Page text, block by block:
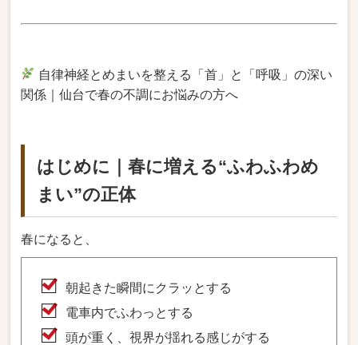
自律神経とめまいを整える「首」と「呼吸」の深い
関係｜仙台で春の不調にお悩みの方へ
はじめに｜春に増える“ふわふわめ
まい”の正体
春になると、
朝起きた瞬間にクラッとする
電車内でふわっとする
頭が重く、視界が揺れる感じがする